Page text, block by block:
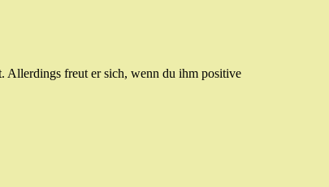
Allerdings freut er sich, wenn du ihm positive